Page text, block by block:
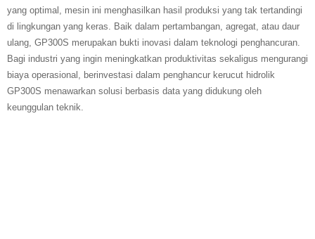
yang optimal, mesin ini menghasilkan hasil produksi yang tak tertandingi
di lingkungan yang keras. Baik dalam pertambangan, agregat, atau daur
ulang, GP300S merupakan bukti inovasi dalam teknologi penghancuran.
Bagi industri yang ingin meningkatkan produktivitas sekaligus mengurangi
biaya operasional, berinvestasi dalam penghancur kerucut hidrolik
GP300S menawarkan solusi berbasis data yang didukung oleh
keunggulan teknik.